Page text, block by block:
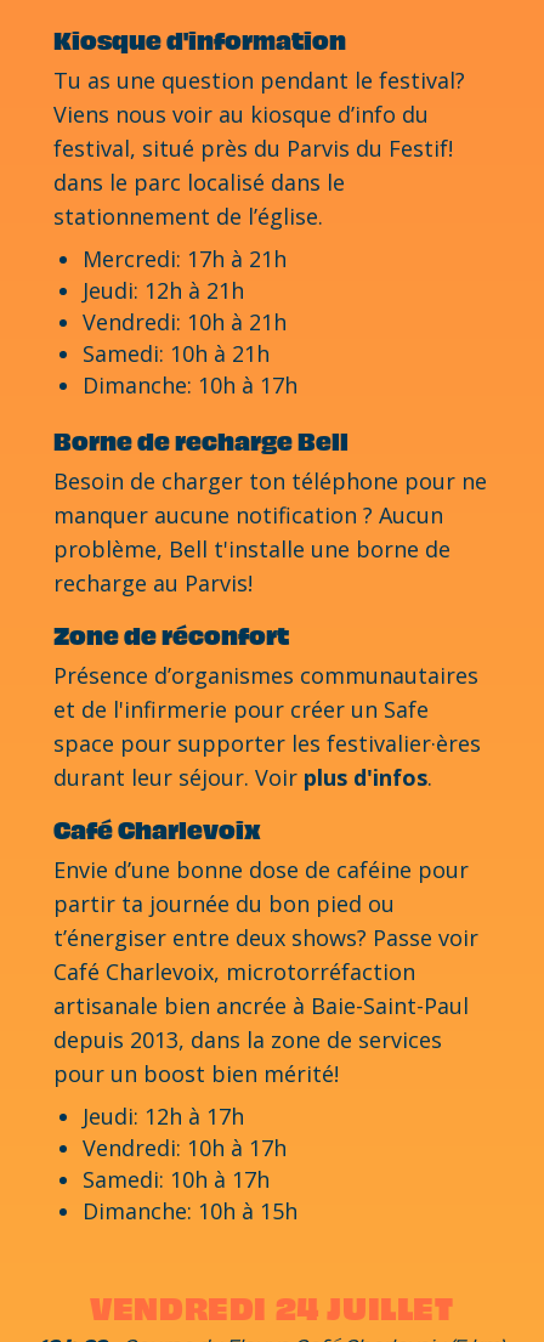
Kiosque d'information
Tu as une question pendant le festival?
Viens nous voir au kiosque d’info du
festival, situé près du Parvis du Festif!
dans le parc localisé dans le
stationnement de l’église.
Mercredi: 17h à 21h
Jeudi: 12h à 21h
Vendredi: 10h à 21h
Samedi: 10h à 21h
Dimanche: 10h à 17h
Borne de recharge Bell
Besoin de charger ton téléphone pour ne
manquer aucune notification ? Aucun
problème, Bell t'installe une borne de
recharge au Parvis!
Zone de réconfort
Présence d’organismes communautaires
et de l'infirmerie pour créer un Safe
space pour supporter les festivalier·ères
durant leur séjour. Voir plus d'infos.
Café Charlevoix
Envie d’une bonne dose de caféine pour
partir ta journée du bon pied ou
t’énergiser entre deux shows? Passe voir
Café Charlevoix, microtorréfaction
artisanale bien ancrée à Baie-Saint-Paul
depuis 2013, dans la zone de services
pour un boost bien mérité!
Jeudi: 12h à 17h
Vendredi: 10h à 17h
Samedi: 10h à 17h
Dimanche: 10h à 15h
VENDREDI 24 JUILLET